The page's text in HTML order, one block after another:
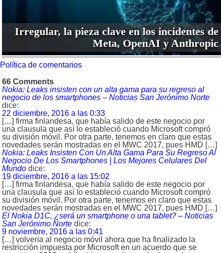
Irregular, la pieza clave en los incidentes de
Meta, OpenAI y Anthropic
Política de comentarios
66 Comments
Nokia: Leaks insisten con un alta gama para su regreso al
negocio de los smartphones – Noticias San Jerónimo Norte
dice:
22 diciembre, 2016 a las 0:33
[…] firma finlandesa, que había salido de este negocio por
una clausula que así lo estableció cuando Microsoft compró
su división móvil. Por otra parte, tenemos en claro que estas
novedades serán mostradas en el MWC 2017, pues HMD […]
Nokia: Leaks Insisten Con Un Alta Gama Para Su Regreso Al
Negocio De Los Smartphones | Los Mejores Celulares Del
Mundo dice:
19 diciembre, 2016 a las 15:02
[…] firma finlandesa, que había salido de este negocio por
una clausula que así lo estableció cuando Microsoft compró
su división móvil. Por otra parte, tenemos en claro que estas
novedades serán mostradas en el MWC 2017, pues HMD […]
El Nokia D1C, ¿será un smartphone o una tablet? – Noticias
San Jerónimo Norte dice:
9 noviembre, 2016 a las 0:41
[…] volvería al negocio móvil ahora que ha finalizado la
restricción impuesta por Microsoft en un acuerdo que se